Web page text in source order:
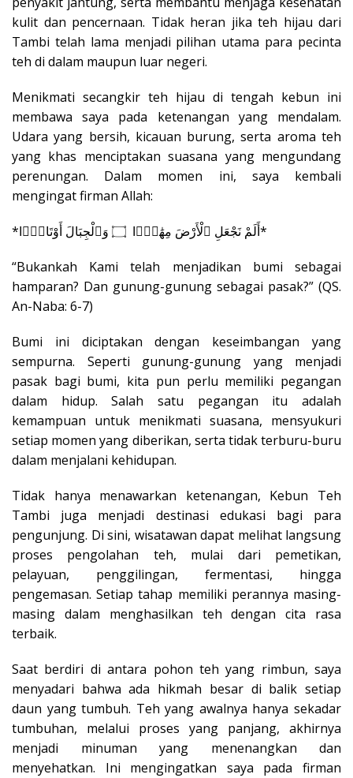
kulit dan pencernaan. Tidak heran jika teh hijau dari
Tambi telah lama menjadi pilihan utama para pecinta
teh di dalam maupun luar negeri.
Menikmati secangkir teh hijau di tengah kebun ini
membawa saya pada ketenangan yang mendalam.
Udara yang bersih, kicauan burung, serta aroma teh
yang khas menciptakan suasana yang mengundang
perenungan. Dalam momen ini, saya kembali
mengingat firman Allah:
*أَلَمْ نَجْعَلِ ٱلْأَرْضَ مِهَٰدًۭا ۝ وَٱلْجِبَالَ أَوْتَادًۭا*
“Bukankah Kami telah menjadikan bumi sebagai
hamparan? Dan gunung-gunung sebagai pasak?” (QS.
An-Naba: 6-7)
Bumi ini diciptakan dengan keseimbangan yang
sempurna. Seperti gunung-gunung yang menjadi
pasak bagi bumi, kita pun perlu memiliki pegangan
dalam hidup. Salah satu pegangan itu adalah
kemampuan untuk menikmati suasana, mensyukuri
setiap momen yang diberikan, serta tidak terburu-buru
dalam menjalani kehidupan.
Tidak hanya menawarkan ketenangan, Kebun Teh
Tambi juga menjadi destinasi edukasi bagi para
pengunjung. Di sini, wisatawan dapat melihat langsung
proses pengolahan teh, mulai dari pemetikan,
pelayuan, penggilingan, fermentasi, hingga
pengemasan. Setiap tahap memiliki perannya masing-
masing dalam menghasilkan teh dengan cita rasa
terbaik.
Saat berdiri di antara pohon teh yang rimbun, saya
menyadari bahwa ada hikmah besar di balik setiap
daun yang tumbuh. Teh yang awalnya hanya sekadar
tumbuhan, melalui proses yang panjang, akhirnya
menjadi minuman yang menenangkan dan
menyehatkan. Ini mengingatkan saya pada firman